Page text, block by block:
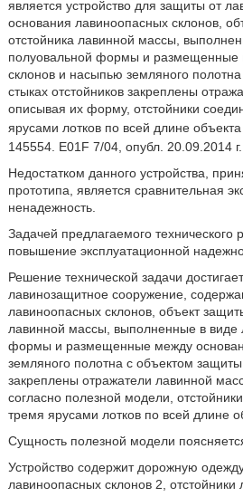
является устройство для защиты от
основания лавиноопасных склонов,
отстойника лавинной массы,
полуовальной формы и размещенные
склонов и насыпью земляного
стыках отстойников закреплены
описывая их форму, отстойники
ярусами лотков по всей длине
145554. E01F 7/04, опубл. 20.09.2014
Недостатком данного устройства,
прототипа, является сравнительная
ненадежность.
Задачей предлагаемого технического
повышение эксплуатационной
Решение технической задачи
лавинозащитное сооружение,
лавиноопасных склонов, объект
лавинной массы, выполненные в виде
формы и размещенные между
земляного полотна с объектом
закреплены отражатели лавинной
согласно полезной модели,
тремя ярусами лотков по всей длине
Сущность полезной модели
Устройство содержит дорожную
лавиноопасных склонов 2, отстойники